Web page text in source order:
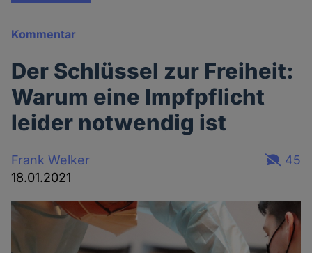
Kommentar
Der Schlüssel zur Freiheit:
Warum eine Impfpflicht
leider notwendig ist
Frank Welker
18.01.2021
45